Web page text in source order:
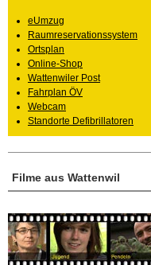
Filme aus Wattenwil
eUmzug
Raumreservationssystem
Ortsplan
Online-Shop
Wattenwiler Post
Fahrplan ÖV
Webcam
Standorte Defibrillatoren